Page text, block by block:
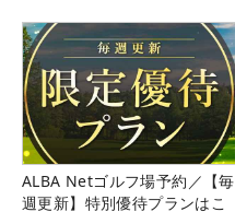
ALBA Netゴルフ場予約／【毎
週更新】特別優待プランはこ